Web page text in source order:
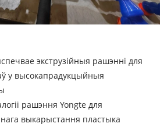
экструзійныя рашэнні для
у высокапрадукцыйныя
рашэння Yongte для
выкарыстання пластыка